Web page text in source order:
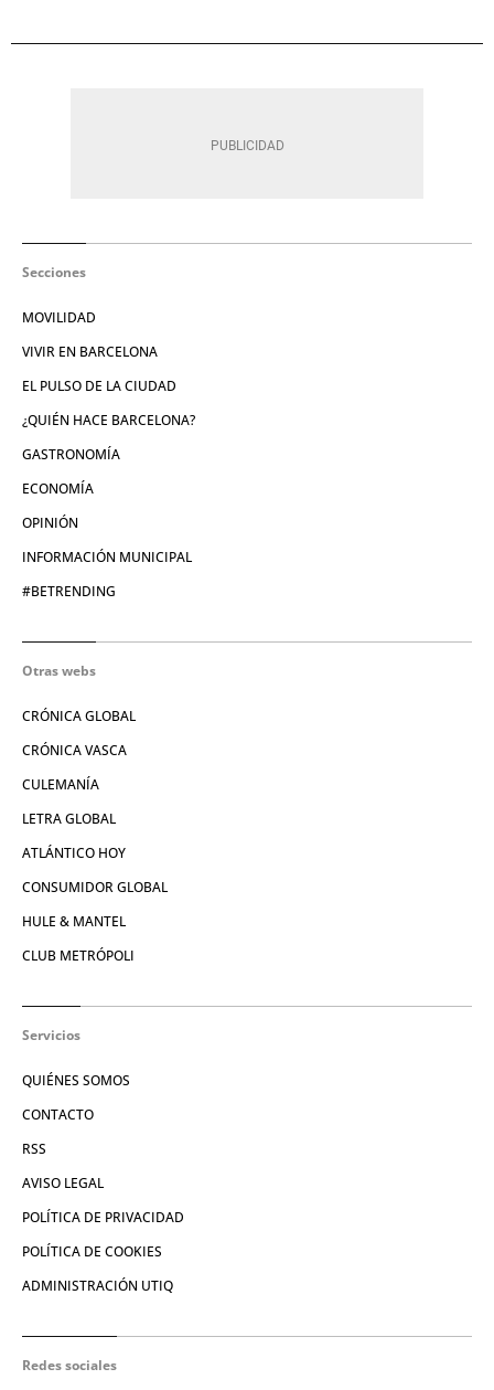
Secciones
MOVILIDAD
VIVIR EN BARCELONA
EL PULSO DE LA CIUDAD
¿QUIÉN HACE BARCELONA?
GASTRONOMÍA
ECONOMÍA
OPINIÓN
INFORMACIÓN MUNICIPAL
#BETRENDING
Otras webs
CRÓNICA GLOBAL
CRÓNICA VASCA
CULEMANÍA
LETRA GLOBAL
ATLÁNTICO HOY
CONSUMIDOR GLOBAL
HULE & MANTEL
CLUB METRÓPOLI
Servicios
QUIÉNES SOMOS
CONTACTO
RSS
AVISO LEGAL
POLÍTICA DE PRIVACIDAD
POLÍTICA DE COOKIES
ADMINISTRACIÓN UTIQ
Redes sociales